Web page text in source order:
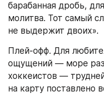
барабанная дробь,
молитва. Тот самый
не выдержит двоих».
Плей-офф. Для
ощущений — море
хоккеистов —
на карту поставлено